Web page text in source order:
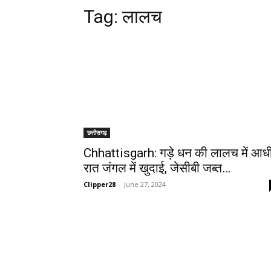
Tag:लालच
छत्तीसगढ़
Chhattisgarh: गड़े धन की लालच में
रात जंगल में खुदाई, जेसीबी जब्त…
Clipper28 - June 27, 2024